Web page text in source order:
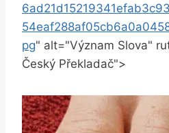
pg" alt="Význam Slova"
Český Překladač">